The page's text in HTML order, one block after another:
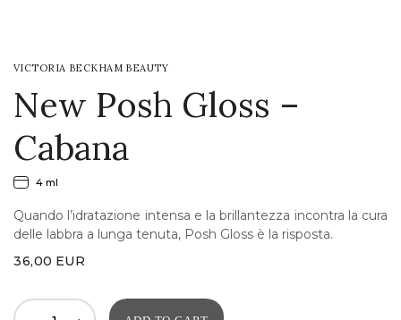
VICTORIA BECKHAM BEAUTY
New Posh Gloss –
Cabana
4 ml
Quando l’idratazione intensa e la brillantezza incontra la cura
delle labbra a lunga tenuta, Posh Gloss è la risposta.
36,00 EUR